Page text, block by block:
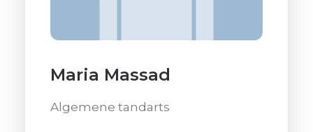
Maria Massad
Algemene tandarts